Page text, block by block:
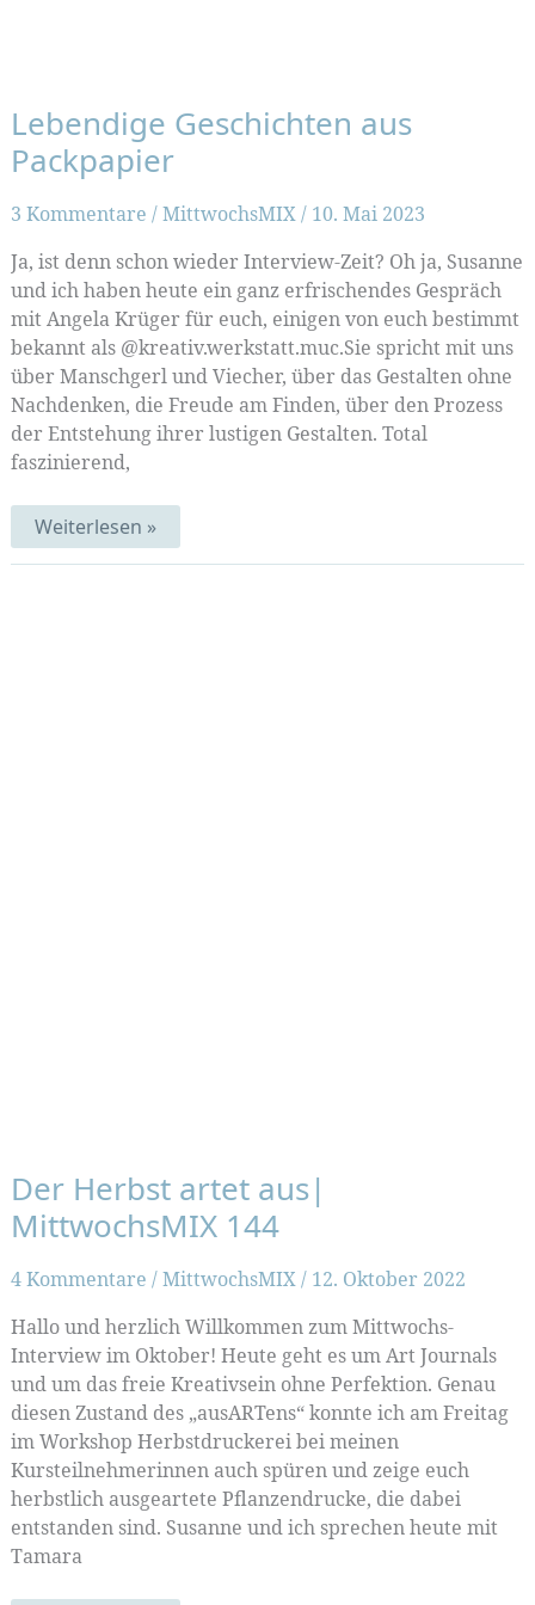
Lebendige Geschichten aus
Packpapier
3 Kommentare /MittwochsMIX/ 10. Mai 2023
Ja, ist denn schon wieder Interview-Zeit? Oh ja, Susanne
und ich haben heute ein ganz erfrischendes Gespräch
mit Angela Krüger für euch, einigen von euch bestimmt
bekannt als @kreativ.werkstatt.muc.Sie spricht mit uns
über Manschgerl und Viecher, über das Gestalten ohne
Nachdenken, die Freude am Finden, über den Prozess
der Entstehung ihrer lustigen Gestalten. Total
faszinierend,
Lebendige
Geschichten
aus
Weiterlesen »
Der Herbst artet aus|
MittwochsMIX 144
4 Kommentare /MittwochsMIX/ 12. Oktober 2022
Hallo und herzlich Willkommen zum Mittwochs-
Interview im Oktober! Heute geht es um Art Journals
und um das freie Kreativsein ohne Perfektion. Genau
diesen Zustand des „ausARTens“ konnte ich am Freitag
im Workshop Herbstdruckerei bei meinen
Kursteilnehmerinnen auch spüren und zeige euch
herbstlich ausgeartete Pflanzendrucke, die dabei
entstanden sind. Susanne und ich sprechen heute mit
Tamara